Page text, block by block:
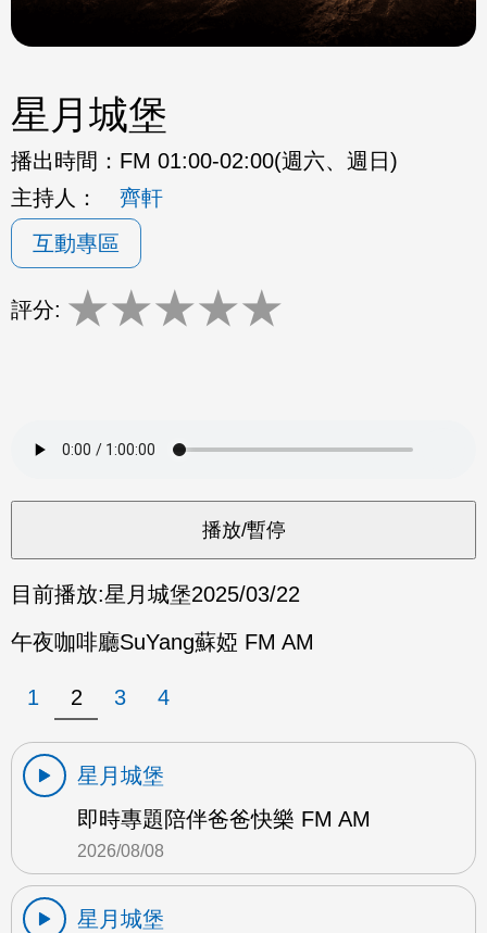
星月城堡
播出時間： FM 01:00-02:00(週六、週日)
主持人：
齊軒
互動專區
評分: ★★★★★
目前播放:星月城堡2025/03/22
午夜咖啡廳SuYang蘇婭 FM AM
1 2 3 4
星月城堡
即時專題陪伴爸爸快樂 FM AM
2026/08/08
星月城堡